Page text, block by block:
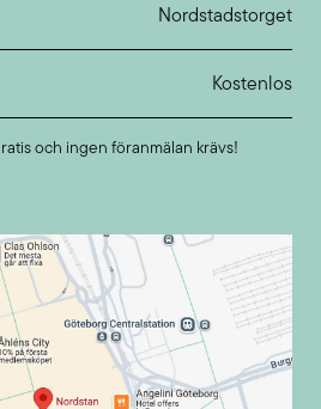
Nordstadstorget
Kostenlos
och ingen föranmälan krävs!